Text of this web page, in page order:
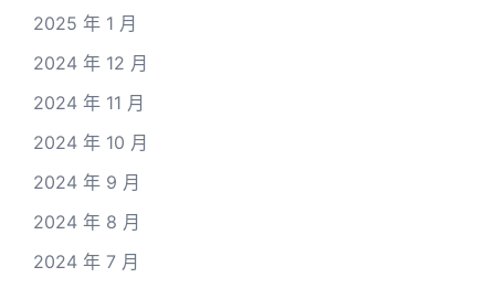
2025 年 1 月
2024 年 12 月
2024 年 11 月
2024 年 10 月
2024 年 9 月
2024 年 8 月
2024 年 7 月